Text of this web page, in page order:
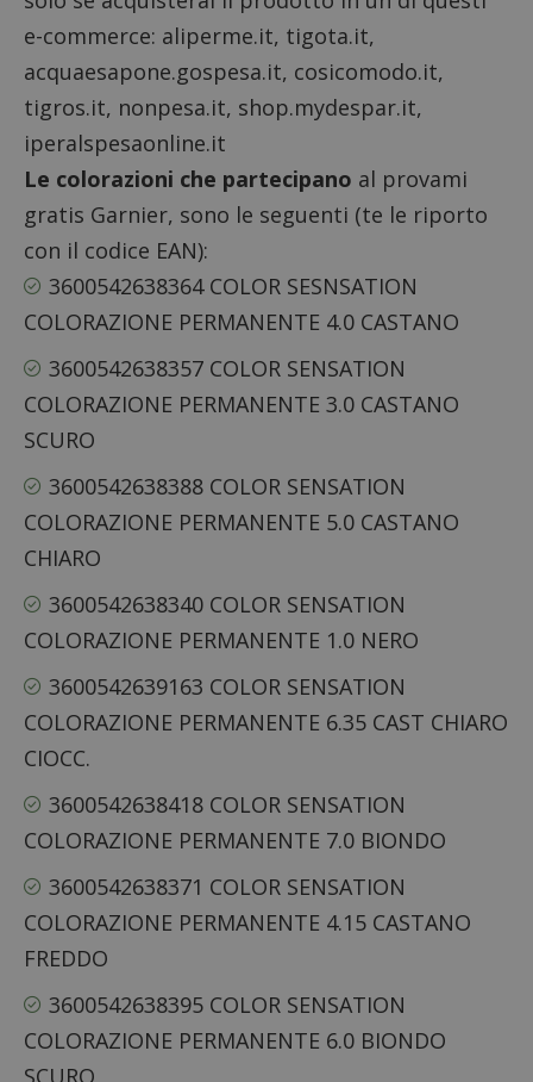
e-commerce: aliperme.it, tigota.it,
acquaesapone.gospesa.it, cosicomodo.it,
tigros.it, nonpesa.it, shop.mydespar.it,
iperalspesaonline.it
Le colorazioni che partecipano al provami
gratis Garnier, sono le seguenti (te le riporto
con il codice EAN):
3600542638364 COLOR SESNSATION
COLORAZIONE PERMANENTE 4.0 CASTANO
3600542638357 COLOR SENSATION
COLORAZIONE PERMANENTE 3.0 CASTANO
SCURO
3600542638388 COLOR SENSATION
COLORAZIONE PERMANENTE 5.0 CASTANO
CHIARO
3600542638340 COLOR SENSATION
COLORAZIONE PERMANENTE 1.0 NERO
3600542639163 COLOR SENSATION
COLORAZIONE PERMANENTE 6.35 CAST CHIARO
CIOCC.
3600542638418 COLOR SENSATION
COLORAZIONE PERMANENTE 7.0 BIONDO
3600542638371 COLOR SENSATION
COLORAZIONE PERMANENTE 4.15 CASTANO
FREDDO
3600542638395 COLOR SENSATION
COLORAZIONE PERMANENTE 6.0 BIONDO
SCURO